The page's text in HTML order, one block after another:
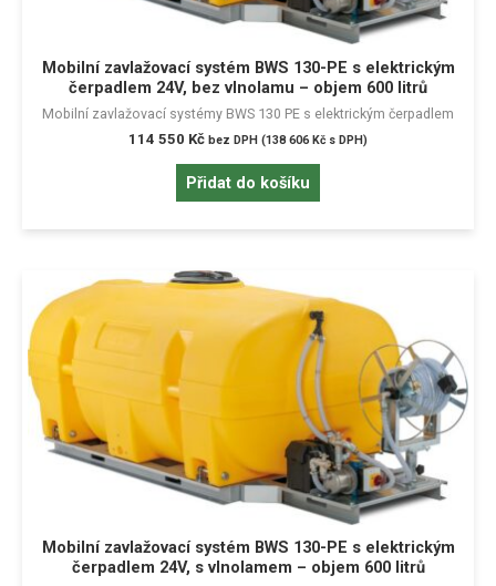
Mobilní zavlažovací systém BWS 130-PE s elektrickým
čerpadlem 24V, bez vlnolamu – objem 600 litrů
Mobilní zavlažovací systémy BWS 130 PE s elektrickým čerpadlem
114 550 Kč bez DPH (138 606 Kč s DPH)
Přidat do košíku
Mobilní zavlažovací systém BWS 130-PE s elektrickým
čerpadlem 24V, s vlnolamem – objem 600 litrů